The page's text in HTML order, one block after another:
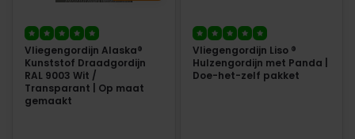
Vliegengordijn Alaska®
Kunststof Draadgordijn
RAL 9003 Wit /
Transparant | Op maat
gemaakt
Vliegengordijn Liso ®
Hulzengordijn met Panda |
Doe-het-zelf pakket